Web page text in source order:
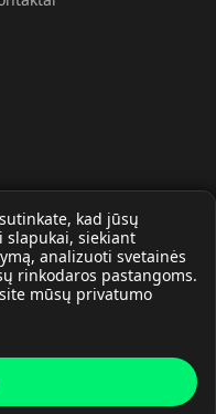
kad jūsų
siekiant
analizuoti svetainės
rinkodaros pastangoms.
mūsų privatumo